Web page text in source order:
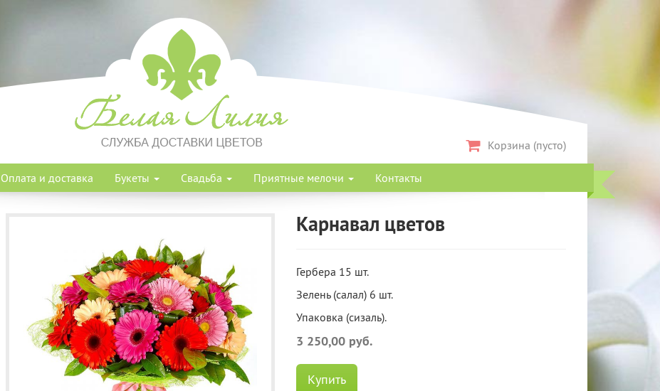
Корзина (пусто)
Оплата и доставка Букеты Свадьба Приятные мелочи Контакты
Карнавал цветов
Гербера 15 шт.
Зелень (салал) 6 шт.
Упаковка (сизаль).
3 250,00 руб.
Купить